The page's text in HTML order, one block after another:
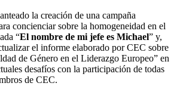
la creación de una campaña
concienciar sobre la homogeneidad en el
“El nombre de mi jefe es Michael” y,
el informe elaborado por CEC sobre
de Género en el Liderazgo Europeo” en
desafíos con la participación de todas
de CEC.